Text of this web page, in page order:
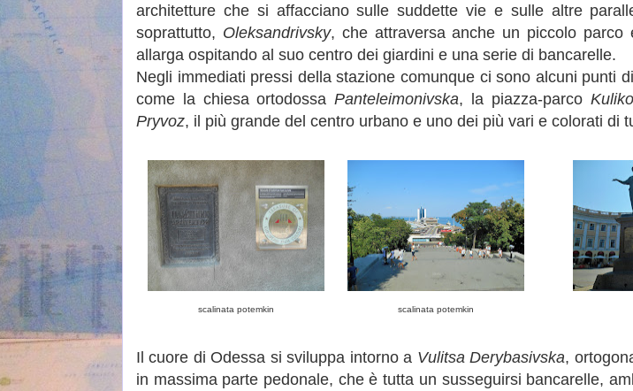
architetture che si affacciano sulle suddette vie e sulle altre
soprattutto, Oleksandrivsky, che attraversa anche un piccolo
allarga ospitando al suo centro dei giardini e una serie di bancarelle.
Negli immediati pressi della stazione comunque ci sono alcuni punti
come la chiesa ortodossaPanteleimonivska, la piazza-parco
Pryvoz, il più grande del centro urbano e uno dei più vari e colorati di
scalinata potemkin scalinata potemkin
Il cuore di Odessa si sviluppa intorno a Vulitsa Derybasivska,
in massima parte pedonale, che è tutta un susseguirsi bancarelle,